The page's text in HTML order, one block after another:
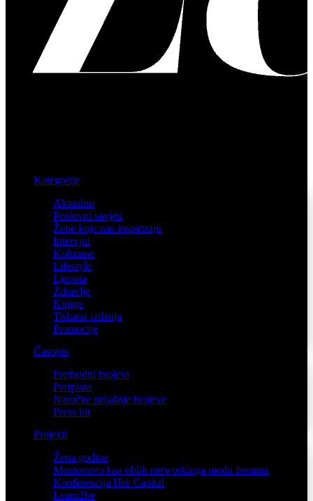
Kategorije
Aktualno
Poslovni savjeti
Žene koje nas inspiriraju
Intervjui
Kolumne
Lifestyle
Ljepota
Zdravlje
Knjige
Tiskana izdanja
Promocije
Časopis
Prethodni brojevi
Pretplata
Naručite prijašnje brojeve
Press kit
Projekti
Žena godine
Mentorstvo kao oblik networkinga među ženama
Konferencija Her Capital
Learn2be